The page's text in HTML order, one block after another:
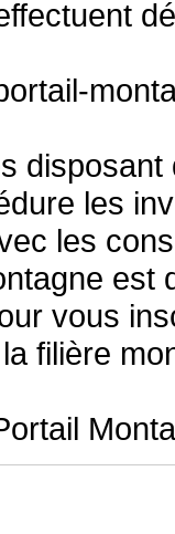
disposant
les
les
est
vous
filière